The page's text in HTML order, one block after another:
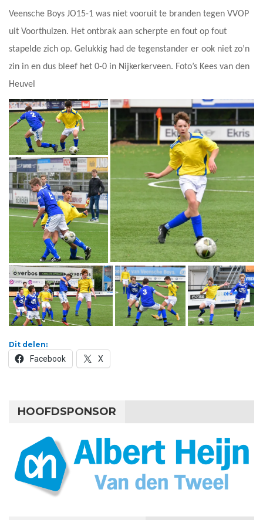
Veensche Boys JO15-1 was niet vooruit te branden tegen VVOP
uit Voorthuizen. Het ontbrak aan scherpte en fout op fout
stapelde zich op. Gelukkig had de tegenstander er ook niet zo’n
zin in en dus bleef het 0-0 in Nijkerkerveen. Foto’s Kees van den
Heuvel
Dit delen:
Facebook X
HOOFDSPONSOR